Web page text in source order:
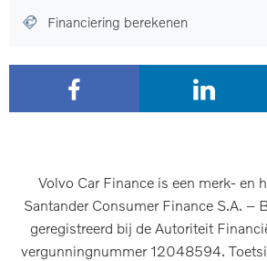
Financiering berekenen
Volvo Car Finance is een merk- en
Santander Consumer Finance S.A. –
geregistreerd bij de Autoriteit
vergunningnummer 12048594.